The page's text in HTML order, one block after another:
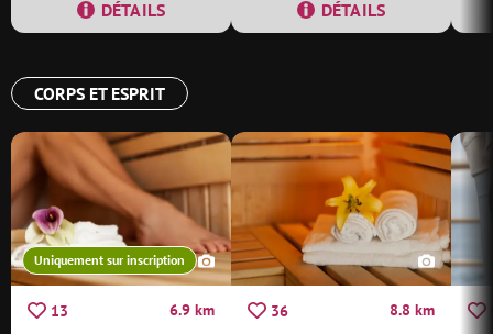
DÉTAILS DÉTAILS
CORPS ET ESPRIT
Uniquement sur inscription
13 6.9 km 36 8.8 km